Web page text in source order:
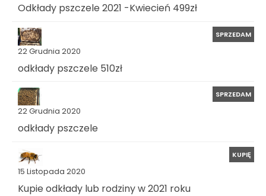
Odkłady pszczele 2021 -Kwiecień 499zł
22 Grudnia 2020
SPRZEDAM
odkłady pszczele 510zł
22 Grudnia 2020
SPRZEDAM
odkłady pszczele
15 Listopada 2020
KUPIĘ
Kupie odkłady lub rodziny w 2021 roku